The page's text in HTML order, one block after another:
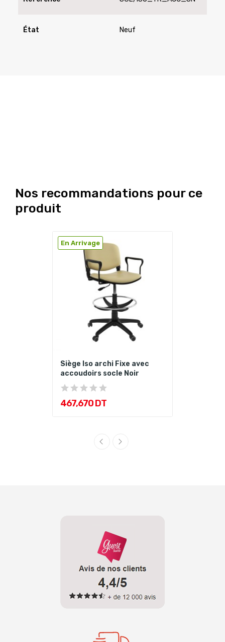
État Neuf
Nos recommandations pour ce
produit
En Arrivage
Siège Iso archi Fixe avec
accoudoirs socle Noir
467,670 DT